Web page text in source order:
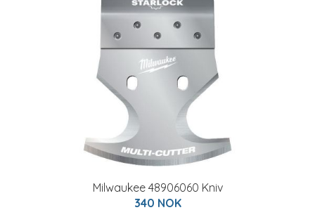
Milwaukee 48906060 Kniv
340 NOK